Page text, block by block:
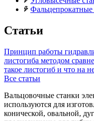
Фальцепрокатные
Статьи
Принцип работы
листогиба методом
такое листогиб и что на
Все статьи
Вальцовочные станки
используются для
конической, овальной,